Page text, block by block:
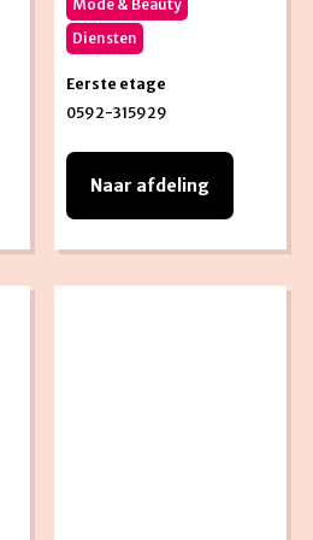
0592-315929
Mode & Beauty
Diensten
Eerste etage
Naar afdeling